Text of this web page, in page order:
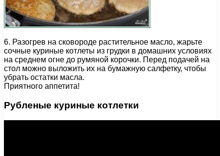
6. Разогрев на сковороде растительное масло, жарьте
сочные куриные котлеты из грудки в домашних условиях
на среднем огне до румяной корочки. Перед подачей на
стол можно выложить их на бумажную салфетку, чтобы
убрать остатки масла.
Приятного аппетита!
Рубленые куриные котлетки